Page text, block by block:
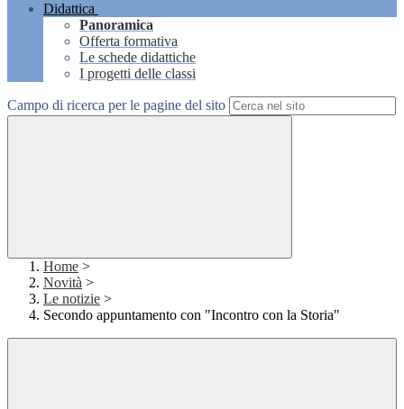
Didattica
Panoramica
Offerta formativa
Le schede didattiche
I progetti delle classi
Campo di ricerca per le pagine del sito
Home >
Novità >
Le notizie >
Secondo appuntamento con "Incontro con la Storia"